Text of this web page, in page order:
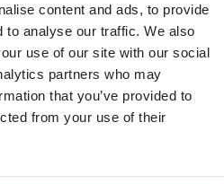
content and ads, to provide
to analyse our traffic. We also
use of our site with our social
partners who may
that you’ve provided to
from your use of their